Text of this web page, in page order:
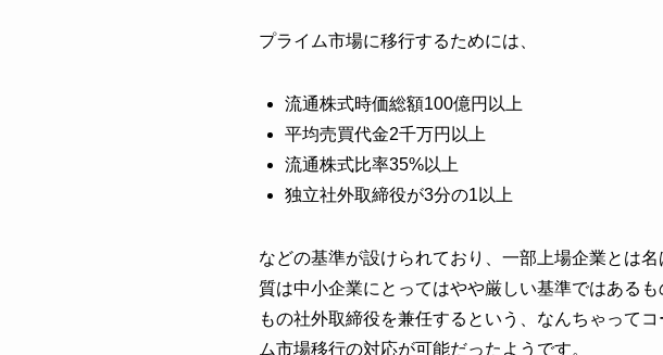
プライム市場に移行するためには、
流通株式時価総額100億円以上
平均売買代金2千万円以上
流通株式比率35%以上
独立社外取締役が3分の1以上
などの基準が設けられており、一部上場企業とは
質は中小企業にとってはやや厳しい基準ではある
もの社外取締役を兼任するという、なんちゃって
ム市場移行の対応が可能だったようです。